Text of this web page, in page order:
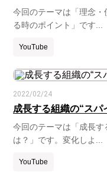
今回のテーマは「理念・
る時のポイント」です...
YouTube
2022/02/24
成長する組織の“スパ
今回のテーマは「成長す
は？」です。変化しよ...
YouTube